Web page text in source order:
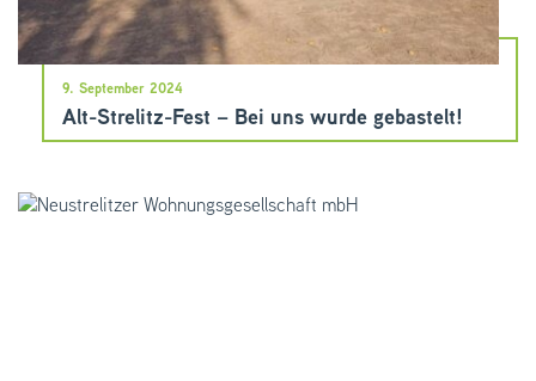
Alt-Strelitz-Fest – Bei uns wurde gebastelt!
9. September 2024